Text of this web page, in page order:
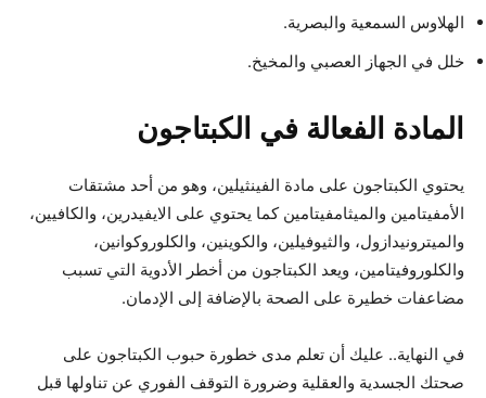
الهلاوس السمعية والبصرية.
خلل في الجهاز العصبي والمخيخ.
المادة الفعالة في الكبتاجون
يحتوي الكبتاجون على مادة الفينثيلين، وهو من أحد مشتقات
الأمفيتامين والميثامفيتامين كما يحتوي على الايفيدرين، والكافيين،
والميترونيدازول، والثيوفيلين، والكوينين، والكلوروكوانين،
والكلوروفيتامين، ويعد الكبتاجون من أخطر الأدوية التي تسبب
مضاعفات خطيرة على الصحة بالإضافة إلى الإدمان.
في النهاية.. عليك أن تعلم مدى خطورة حبوب الكبتاجون على
صحتك الجسدية والعقلية وضرورة التوقف الفوري عن تناولها قبل